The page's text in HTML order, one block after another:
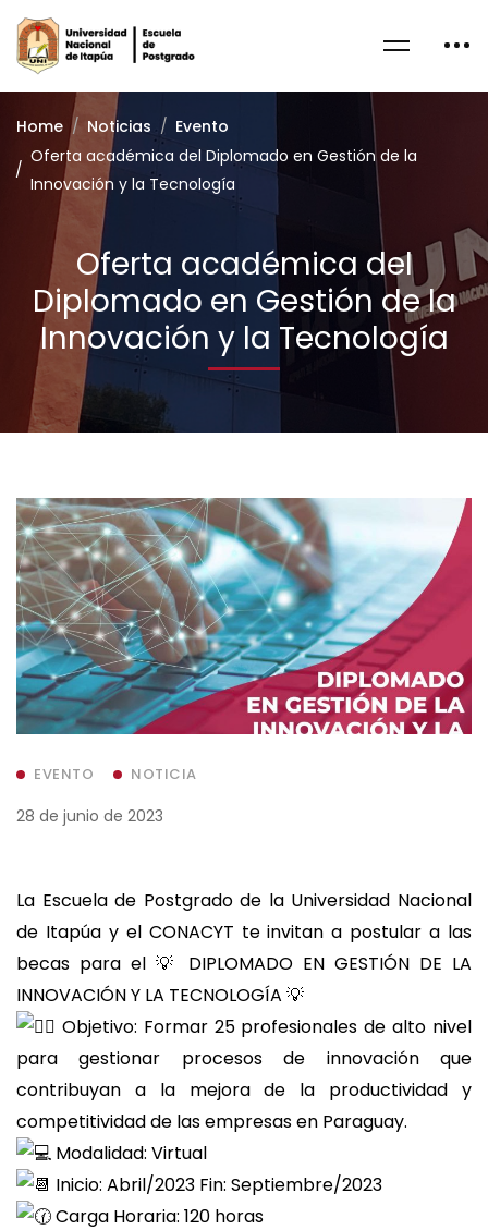
Home Noticias
Evento
Oferta académica del Diplomado en Gestión de la
Innovación y la Tecnología
Oferta académica del
Diplomado en Gestión de la
Innovación y la Tecnología
EVENTO NOTICIA
28 de junio de 2023
La Escuela de Postgrado de la Universidad Nacional
de Itapúa y el CONACYT te invitan a postular a las
becas para el 💡 DIPLOMADO EN GESTIÓN DE LA
INNOVACIÓN Y LA TECNOLOGÍA 💡
Objetivo: Formar 25 profesionales de alto nivel
para gestionar procesos de innovación que
contribuyan a la mejora de la productividad y
competitividad de las empresas en Paraguay.
Modalidad: Virtual
Inicio: Abril/2023 Fin: Septiembre/2023
Carga Horaria: 120 horas